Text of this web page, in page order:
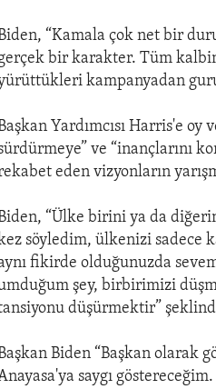
“Kamala çok net bir
bir karakter. Tüm
kampanyadan
Yardımcısı Harris'e oy
ve “inançlarını
eden vizyonların
“Ülke birini ya da
söyledim, ülkenizi sadece
fikirde olduğunuzda
şey, birbirimizi
düşürmektir”
Biden “Başkan olarak
saygı